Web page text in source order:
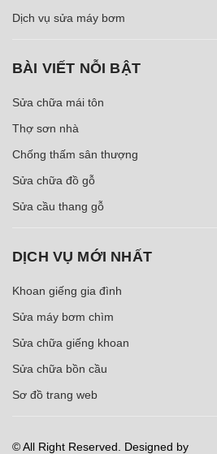
Dịch vụ sửa máy bơm
BÀI VIẾT NỖI BẬT
Sửa chữa mái tôn
Thợ sơn nhà
Chống thấm sân thượng
Sửa chữa đồ gỗ
Sửa cầu thang gỗ
DỊCH VỤ MỚI NHẤT
Khoan giếng gia đình
Sửa máy bơm chìm
Sửa chữa giếng khoan
Sửa chữa bồn cầu
Sơ đồ trang web
© All Right Reserved. Designed by